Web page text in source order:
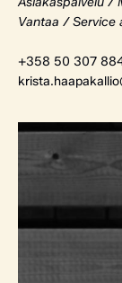
Vantaa / Service
+358 50 307